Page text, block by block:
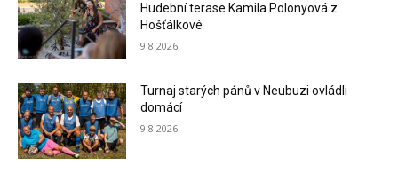
Hudební terase Kamila Polonyová z
Hošťálkové
9.8.2026
Turnaj starých pánů v Neubuzi ovládli
domácí
9.8.2026